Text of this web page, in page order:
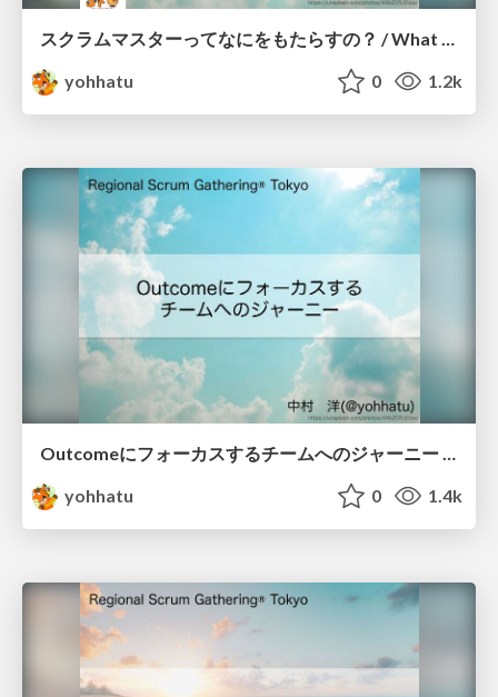
スクラムマスターってなにをもたらすの？ / What the Scrum Master brings
yohhatu
0 1.2k
yohhatu
0 1.4k